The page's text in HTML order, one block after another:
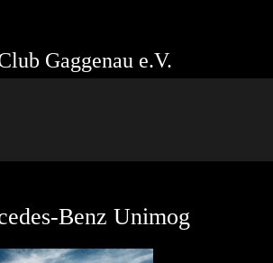
Gaggenau e.V.
Benz Unimog